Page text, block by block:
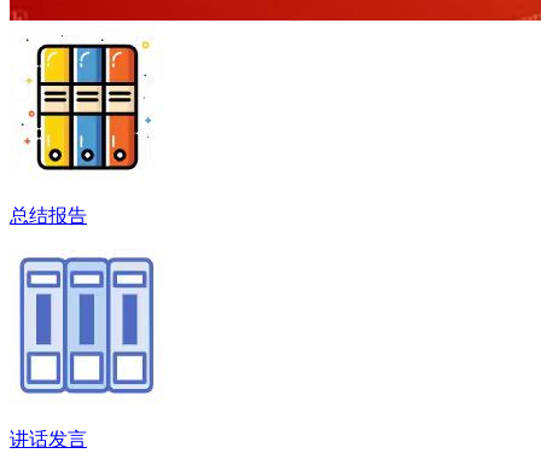
总结报告
讲话发言